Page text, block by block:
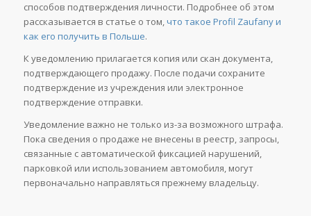
способов подтверждения личности. Подробнее об этом
рассказывается в статье о том,что такое Profil Zaufany и
как его получить в Польше.
К уведомлению прилагается копия или скан документа,
подтверждающего продажу. После подачи сохраните
подтверждение из учреждения или электронное
подтверждение отправки.
Уведомление важно не только из-за возможного штрафа.
Пока сведения о продаже не внесены в реестр, запросы,
связанные с автоматической фиксацией нарушений,
парковкой или использованием автомобиля, могут
первоначально направляться прежнему владельцу.